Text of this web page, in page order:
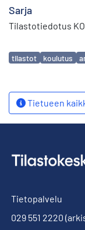
Sarja
Tilastotiedotus KO
Avainsanat
tilastot koulutus
Tietueen
Tietopalvelu
029 551 2220